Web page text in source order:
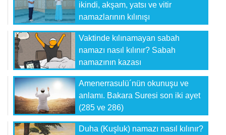
ikindi, akşam, yatsı ve vitir
namazlarının kılınışı
Vaktinde kılınamayan sabah
namazı nasıl kılınır? Sabah
namazının kazası
Amenerrasulü´nün okunuşu ve
anlamı. Bakara Suresi son iki ayet
(285 ve 286)
Duha (Kuşluk) namazı nasıl kılınır?